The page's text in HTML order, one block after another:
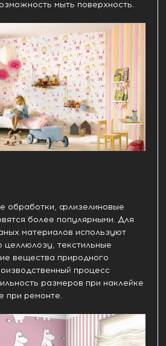
мыть поверхность.
обработки, флизелиновые
более популярными. Для
материалов используют
целлюлозу, текстильные
вещества природного
процесс
размеров при наклейке
при ремонте.